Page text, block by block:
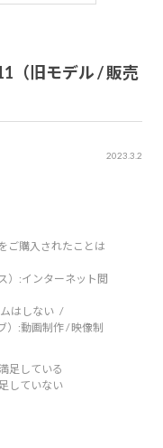
（旧モデル / 販売
2023.3.2
ご購入されたことは
）:インターネット閲
はしない
）:動画制作 / 映像制
足している
していない